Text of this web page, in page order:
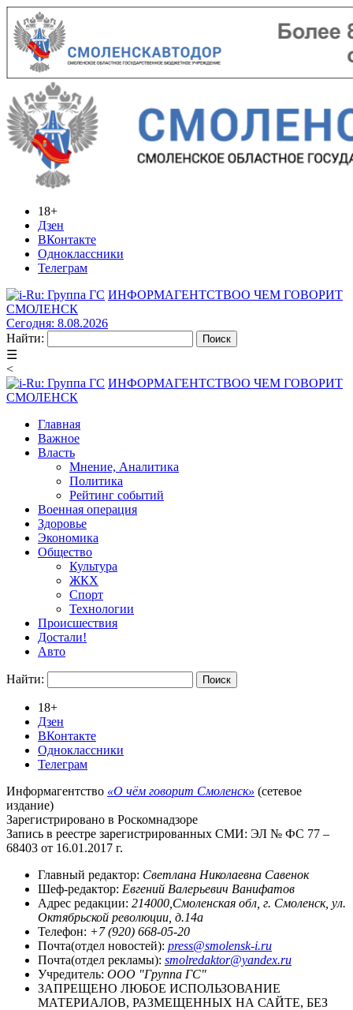
18+
Дзен
ВКонтакте
Одноклассники
Телеграм
ИНФОРМАГЕНТСТВОО ЧЕМ ГОВОРИТ
СМОЛЕНСК
Сегодня: 8.08.2026
Найти:
☰
<
ИНФОРМАГЕНТСТВОО ЧЕМ ГОВОРИТ
СМОЛЕНСК
Главная
Важное
Власть
Мнение, Аналитика
Политика
Рейтинг событий
Военная операция
Здоровье
Экономика
Общество
Культура
ЖКХ
Спорт
Технологии
Происшествия
Достали!
Авто
Найти:
18+
Дзен
ВКонтакте
Одноклассники
Телеграм
Информагентство «О чём говорит Смоленск» (сетевое
издание)
Зарегистрировано в Роскомнадзоре
Запись в реестре зарегистрированных СМИ: ЭЛ № ФС 77 –
68403 от 16.01.2017 г.
Главный редактор: Светлана Николаевна Савенок
Шеф-редактор: Евгений Валерьевич Ванифатов
Адрес редакции: 214000,Смоленская обл, г. Смоленск, ул.
Октябрьской революции, д.14а
Телефон: +7 (920) 668-05-20
Почта(отдел новостей): press@smolensk-i.ru
Почта(отдел рекламы): smolredaktor@yandex.ru
Учредитель: ООО "Группа ГС"
ЗАПРЕЩЕНО ЛЮБОЕ ИСПОЛЬЗОВАНИЕ
МАТЕРИАЛОВ, РАЗМЕЩЕННЫХ НА САЙТЕ, БЕЗ